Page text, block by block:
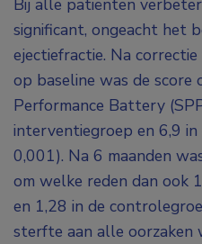
Bij alle patiënten
significant, ongeacht het
ejectiefractie. Na
op baseline was de score
Performance Battery
interventiegroep en 6,9
0,001). Na 6 maanden
om welke reden dan ook
en 1,28 in de
sterfte aan alle oorzaken